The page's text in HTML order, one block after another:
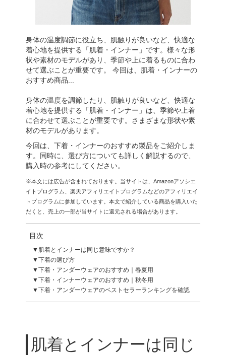
身体の温度調節に役立ち、肌触りが良いなど、快適な
着心地を提供する「肌着・インナー」です。様々な形
状や素材のモデルがあり、季節や上に着るものに合わ
せて選ぶことが重要です。 今回は、肌着・インナーの
おすすめ商品...
身体の温度を調節したり、肌触りが良いなど、快適な
着心地を提供する「肌着・インナー」は、季節や上着
に合わせて選ぶことが重要です。さまざまな形状や素
材のモデルがあります。
今回は、下着・インナーのおすすめ製品をご紹介しま
す。同時に、選び方についても詳しく解説するので、
購入時の参考にしてください。
※本文には広告が含まれております。当サイトは、Amazonアソシエ
イトプログラム、楽天アフィリエイトプログラムなどのアフィリエイ
トプログラムに参加しています。本文で紹介している商品を購入いた
だくと、売上の一部が当サイトに還元される場合があります。
目次
肌着とインナーは同じ意味ですか？
下着の選び方
下着・アンダーウェアのおすすめ｜春夏用
下着・インナーウェアのおすすめ｜秋冬用
下着・アンダーウェアのベストセラーランキングを確認
肌着とインナーは同じ